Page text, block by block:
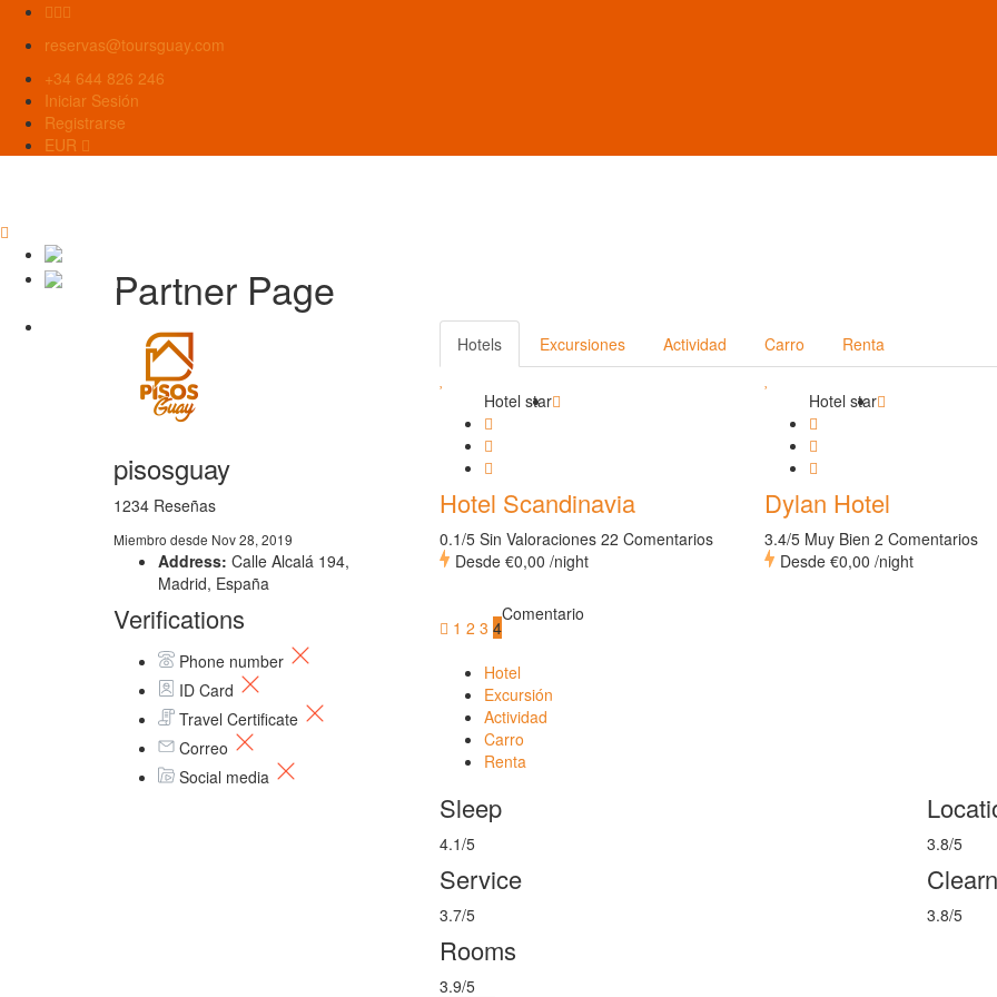
reservas@toursguay.com
+34 644 826 246
Iniciar Sesión
Registrarse
EUR
Partner Page
pisosguay
1234 Reseñas
Miembro desde Nov 28, 2019
Address: Calle Alcalá 194,
Madrid, España
Verifications
Phone number
ID Card
Travel Certificate
Correo
Social media
Hotels Excursiones Actividad Carro Renta
Hotel star
Hotel Scandinavia
0.1/5 Sin Valoraciones 22 Comentarios
Desde €0,00 /night
Hotel star
Dylan Hotel
3.4/5 Muy Bien 2 Comentarios
Desde €0,00 /night
1 2 3 4
Comentario
Hotel
Excursión
Actividad
Carro
Renta
Sleep
4.1/5 3.8/5
Service
3.7/5 3.8/5
Rooms
3.9/5